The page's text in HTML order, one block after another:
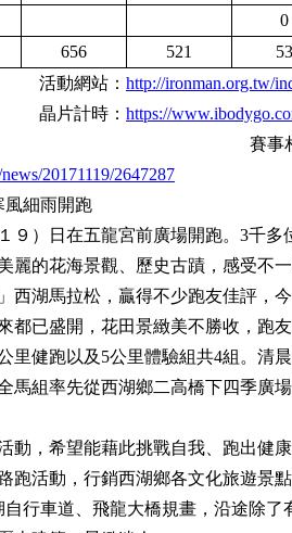
0
656 521
53
活動網站： http://ironman.org.tw/
晶片計時： https://
賽事
20171119/2647287
風細雨開跑
９）日在五龍宮前廣場開跑。3千多
的花海景觀、歷史古蹟，感受不一
西湖馬拉松，贏得不少跑友佳評，
都已盛開，花田景緻美不勝收，跑友
里健跑以及5公里體驗組共4組。清
馬組率先從西湖鄉二高橋下四季廣
動，希望能藉此挑戰自我、跑出健
跑活動，行銷西湖鄉各文化旅遊景
行車道、飛龍大橋規畫，沿途除